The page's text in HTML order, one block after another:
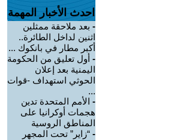
احدث الأخبار المهمة
- بعد ملاحقة ممثلين
اثنين لداخل الطائرة..
أكبر مطار في بانكوك ...
- أول تعليق من الحكومة
اليمنية بعد إعلان
الحوثي استهداف -قوات
...
- الأمم المتحدة تدين
هجمات أوكرانيا على
المناطق الروسية
- “زاير” تحت المجهر